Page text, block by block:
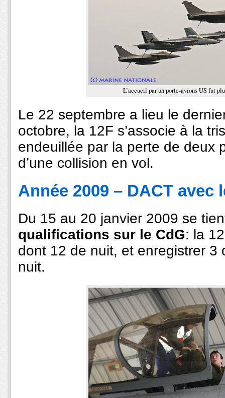
L’accueil par un porte-avions US fut
Le 22 septembre a lieu le
octobre, la 12F s’associe à la
endeuillée par la perte de deux
d’une collision en vol.
Année 2009 – DACT avec
Du 15 au 20 janvier 2009 se
qualifications sur le CdG: la
dont 12 de nuit, et enregistrer
nuit.